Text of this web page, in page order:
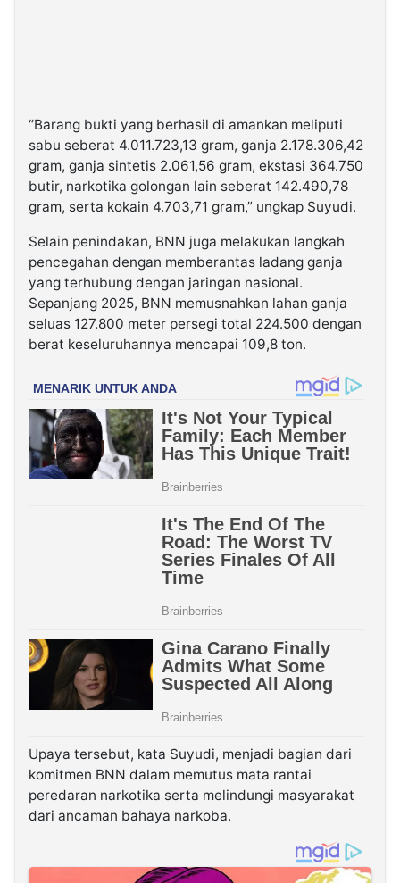
“Barang bukti yang berhasil di amankan meliputi
sabu seberat 4.011.723,13 gram, ganja 2.178.306,42
gram, ganja sintetis 2.061,56 gram, ekstasi 364.750
butir, narkotika golongan lain seberat 142.490,78
gram, serta kokain 4.703,71 gram,” ungkap Suyudi.
Selain penindakan, BNN juga melakukan langkah
pencegahan dengan memberantas ladang ganja
yang terhubung dengan jaringan nasional.
Sepanjang 2025, BNN memusnahkan lahan ganja
seluas 127.800 meter persegi total 224.500 dengan
berat keseluruhannya mencapai 109,8 ton.
Upaya tersebut, kata Suyudi, menjadi bagian dari
komitmen BNN dalam memutus mata rantai
peredaran narkotika serta melindungi masyarakat
dari ancaman bahaya narkoba.